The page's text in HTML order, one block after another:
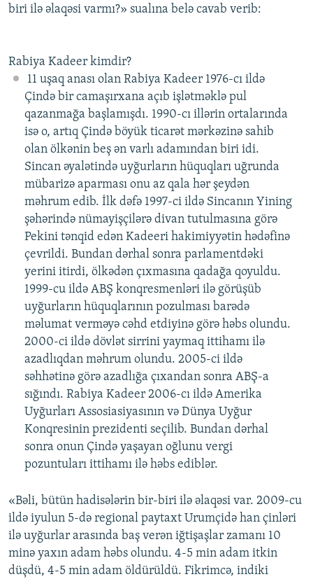
biri ilə əlaqəsi varmı?» sualına belə cavab verib:
Rabiya Kadeer kimdir?
11 uşaq anası olan Rabiya Kadeer 1976-cı ildə
Çində bir camaşırxana açıb işlətməklə pul
qazanmağa başlamışdı. 1990-cı illərin ortalarında
isə o, artıq Çində böyük ticarət mərkəzinə sahib
olan ölkənin beş ən varlı adamından biri idi.
Sincan əyalətində uyğurların hüquqları uğrunda
mübarizə aparması onu az qala hər şeydən
məhrum edib. İlk dəfə 1997-ci ildə Sincanın Yining
şəhərində nümayişçilərə divan tutulmasına görə
Pekini tənqid edən Kadeeri hakimiyyətin hədəfinə
çevrildi. Bundan dərhal sonra parlamentdəki
yerini itirdi, ölkədən çıxmasına qadağa qoyuldu.
1999-cu ildə ABŞ konqresmenləri ilə görüşüb
uyğurların hüquqlarının pozulması barədə
məlumat verməyə cəhd etdiyinə görə həbs olundu.
2000-ci ildə dövlət sirrini yaymaq ittihamı ilə
azadlıqdan məhrum olundu. 2005-ci ildə
səhhətinə görə azadlığa çıxandan sonra ABŞ-a
sığındı. Rabiya Kadeer 2006-cı ildə Amerika
Uyğurları Assosiasiyasının və Dünya Uyğur
Konqresinin prezidenti seçilib. Bundan dərhal
sonra onun Çində yaşayan oğlunu vergi
pozuntuları ittihamı ilə həbs ediblər.
«Bəli, bütün hadisələrin bir-biri ilə əlaqəsi var. 2009-cu
ildə iyulun 5-də regional paytaxt Urumçidə han çinləri
ilə uyğurlar arasında baş verən iğtişaşlar zamanı 10
minə yaxın adam həbs olundu. 4-5 min adam itkin
düşdü, 4-5 min adam öldürüldü. Fikrimcə, indiki